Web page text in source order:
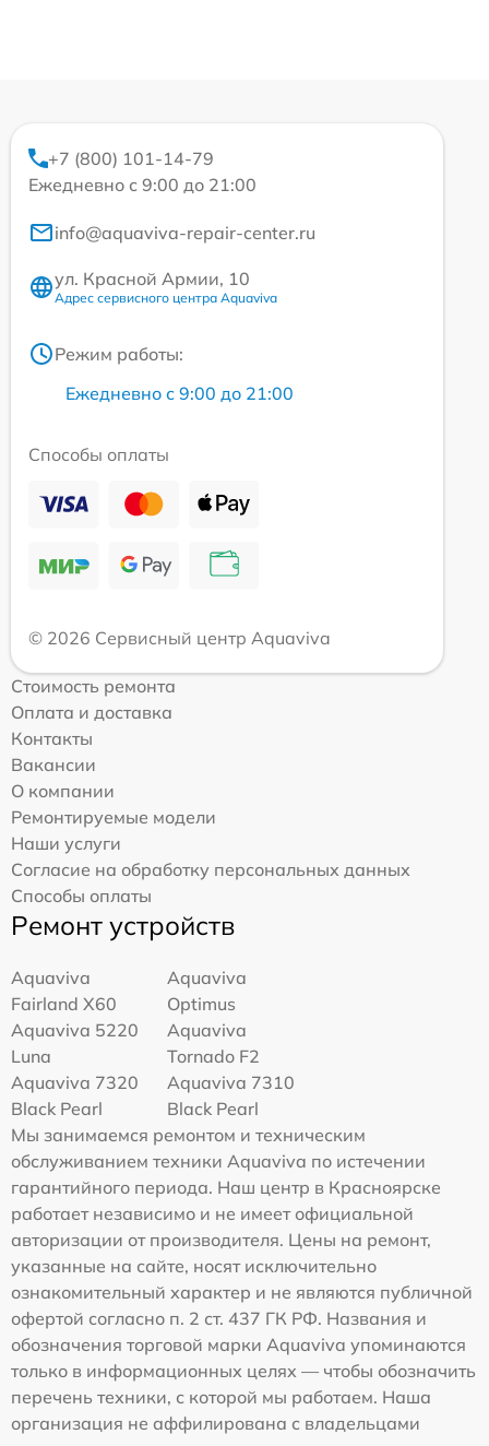
+7 (800) 101-14-79
Ежедневно с 9:00 до 21:00
info@aquaviva-repair-center.ru
ул. Красной Армии, 10
Адрес сервисного центра Aquaviva
Режим работы:
Ежедневно с 9:00 до 21:00
Способы оплаты
© 2026 Сервисный центр Aquaviva
Стоимость ремонта
Оплата и доставка
Контакты
Вакансии
О компании
Ремонтируемые модели
Наши услуги
Согласие на обработку персональных данных
Способы оплаты
Ремонт устройств
Aquaviva
Fairland X60
Aquaviva
Optimus
Aquaviva 5220
Luna
Aquaviva
Tornado F2
Aquaviva 7320
Black Pearl
Aquaviva 7310
Black Pearl
Мы занимаемся ремонтом и техническим
обслуживанием техники Aquaviva по истечении
гарантийного периода. Наш центр в Красноярске
работает независимо и не имеет официальной
авторизации от производителя. Цены на ремонт,
указанные на сайте, носят исключительно
ознакомительный характер и не являются публичной
офертой согласно п. 2 ст. 437 ГК РФ. Названия и
обозначения торговой марки Aquaviva упоминаются
только в информационных целях — чтобы обозначить
перечень техники, с которой мы работаем. Наша
организация не аффилирована с владельцами